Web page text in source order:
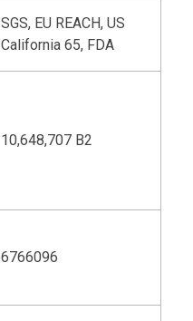
SGS, EU REACH, US
California 65, FDA
10,648,707 B2
6766096